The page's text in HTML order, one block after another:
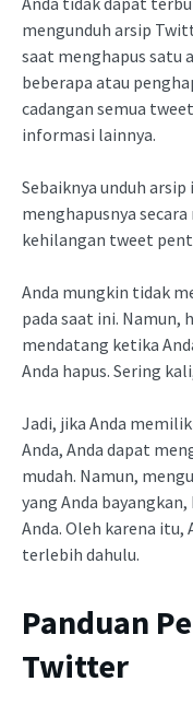
mengunduh arsip
saat menghapus satu
beberapa atau
cadangan semua
informasi lainnya.
Sebaiknya unduh
menghapusnya
kehilangan tweet
Anda mungkin tidak
pada saat ini. Namun,
mendatang ketika
Anda hapus. Sering
Jadi, jika Anda
Anda, Anda dapat
mudah. Namun,
yang Anda
Anda. Oleh karena
terlebih dahulu.
Panduan
Twitter